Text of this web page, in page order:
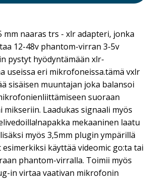
mm naaras trs - xlr adapteri, jonka
12-48v phantom-virran 3-5v
pystyt hyödyntämään xlr-
useissa eri mikrofoneissa.tämä vxlr
sisäisen muuntajan joka balansoi
suoraan
Laadukas signaali myös
mekaaninen laatu
myös 3,5mm plugin ympärillä
käyttää videomic go:ta tai
phantom-virralla. Toimii myös
in virtaa vaativan mikrofonin